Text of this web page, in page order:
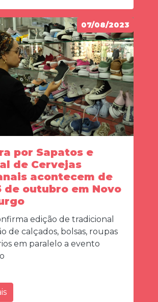
07/08/2023
por Sapatos e
de Cervejas
acontecem de
de outubro em Novo
edição de tradicional
de calçados, bolsas, roupas
em paralelo a evento